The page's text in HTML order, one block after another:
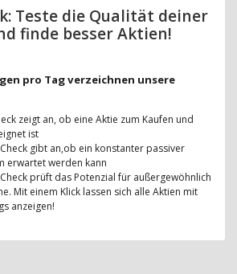
Teste die Qualität deiner
finde besser Aktien!
pro Tag verzeichnen unsere
zeigt an, ob eine Aktie zum Kaufen und
ist
gibt an,ob ein konstanter passiver
erwartet werden kann
prüft das Potenzial für außergewöhnlich
Mit einem Klick lassen sich alle Aktien mit
anzeigen!